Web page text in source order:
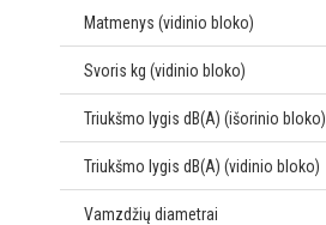
Matmenys (vidinio bloko)
Svoris kg (vidinio bloko)
Triukšmo lygis dB(A) (išorinio bloko)
Triukšmo lygis dB(A) (vidinio bloko)
Vamzdžių diametrai